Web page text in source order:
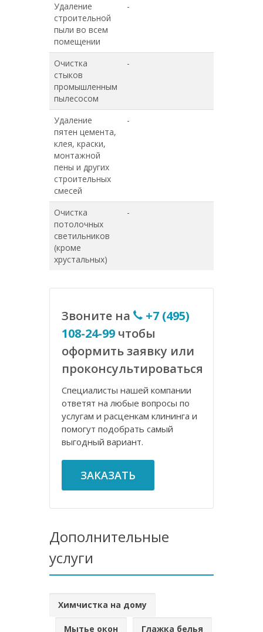
Удаление
строительной
пыли во всем
помещении
-
Очистка
стыков
промышленным
пылесосом
-
Удаление
пятен цемента,
клея, краски,
монтажной
пены и других
строительных
смесей
-
Очистка
потолочных
светильников
(кроме
хрустальных)
-
Звоните на
+7 (495)
108-24-99 чтобы
оформить заявку или
проконсультироваться
Специалисты нашей компании
ответят на любые вопросы по
услугам и расценкам клининга и
помогут подобрать самый
выгодный вариант.
ЗАКАЗАТЬ
Дополнительные
услуги
Химчистка на дому
Мытье окон Глажка белья